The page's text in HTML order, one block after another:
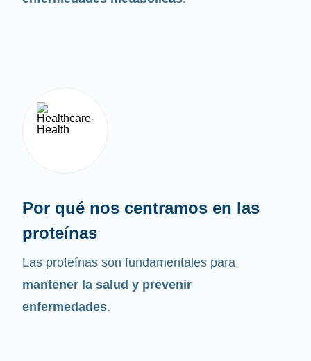
Por qué nos centramos en las
proteínas
Las proteínas son fundamentales para
mantener la salud y prevenir
enfermedades.